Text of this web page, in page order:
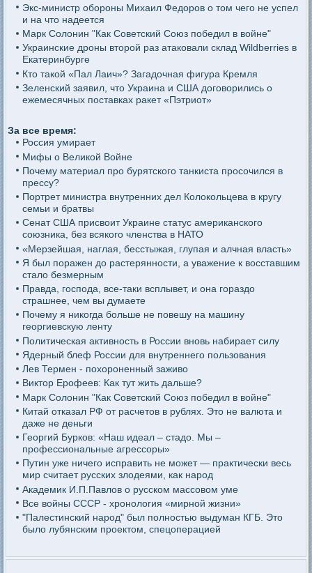
Экс-министр обороны Михаил Федоров о том чего не успел
и на что надеется
Марк Солонин "Как Советский Союз победил в войне"
Украинские дроны второй раз атаковали склад Wildberries в
Екатеринбурге
Кто такой «Пал Лаич»? Загадочная фигура Кремля
Зеленский заявил, что Украина и США договорились о
ежемесячных поставках ракет «Пэтриот»
За все время:
Россия умирает
Мифы о Великой Войне
Почему материал про бурятского танкиста просочился в
прессу?
Портрет министра внутренних дел Колокольцева в кругу
семьи и братвы
Сенат США присвоит Украине статус американского
союзника, без всякого членства в НАТО
«Мерзейшая, наглая, бесстыжая, глупая и алчная власть»
Я был поражен до растерянности, а уважение к восставшим
стало безмерным
Правда, господа, все-таки всплывет, и она гораздо
страшнее, чем вы думаете
Почему я никогда больше не повешу на машину
георгиевскую ленту
Политическая активность в России вновь набирает силу
Ядерный блеф России для внутреннего пользования
Лев Термен - похороненный заживо
Виктор Ерофеев: Как тут жить дальше?
Марк Солонин "Как Советский Союз победил в войне"
Китай отказал РФ от расчетов в рублях. Это не валюта и
даже не деньги
Георгий Бурков: «Наш идеал – стадо. Мы –
профессиональные агрессоры»
Путин уже ничего исправить не может — практически весь
мир считает русских злодеями, как народ
Академик И.П.Павлов о русском массовом уме
Все войны СССР - хронология «мирной жизни»
"Палестинский народ" был полностью выдуман КГБ. Это
было лубянским проектом, спецоперацией